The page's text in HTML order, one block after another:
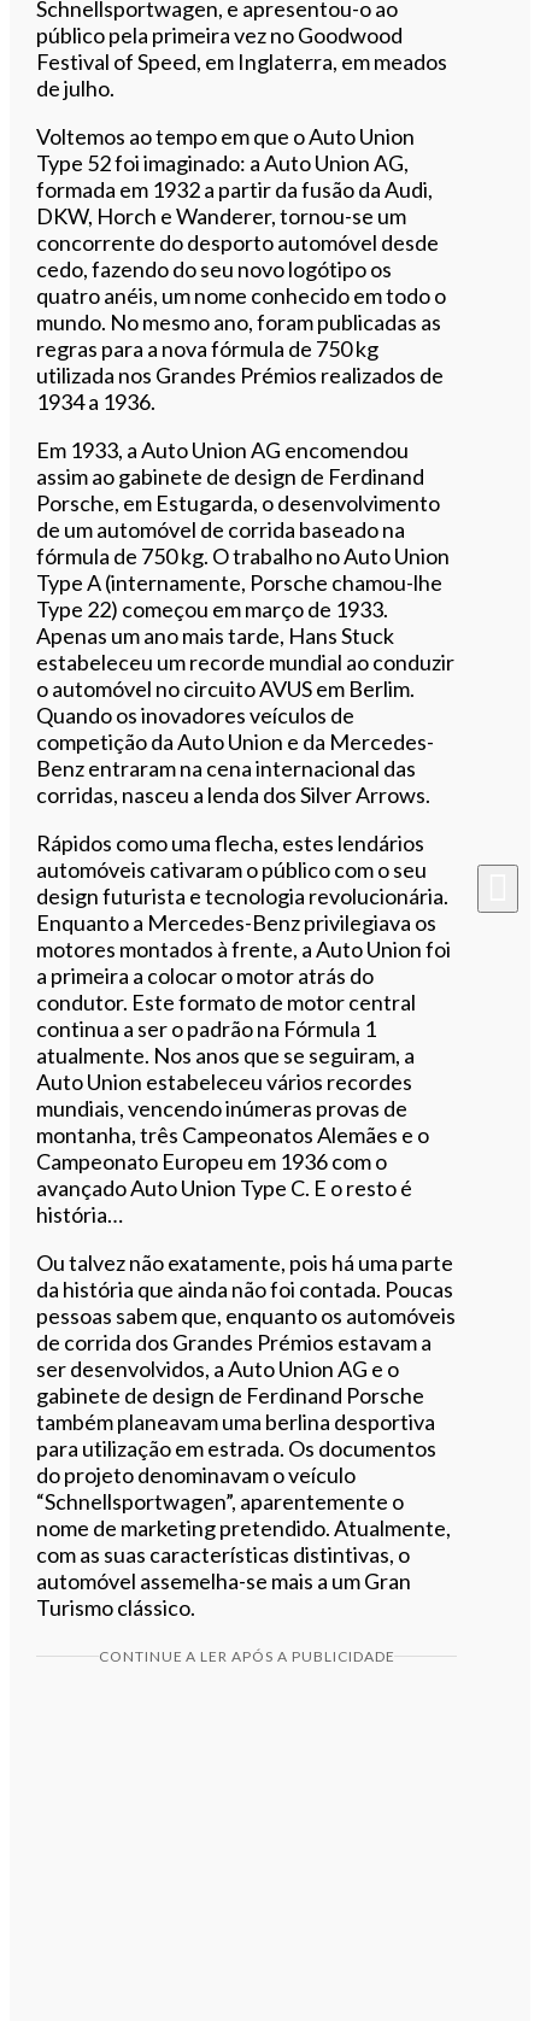
Schnellsportwagen, e apresentou-o ao
público pela primeira vez no Goodwood
Festival of Speed, em Inglaterra, em meados
de julho.
Voltemos ao tempo em que o Auto Union
Type 52 foi imaginado: a Auto Union AG,
formada em 1932 a partir da fusão da Audi,
DKW, Horch e Wanderer, tornou-se um
concorrente do desporto automóvel desde
cedo, fazendo do seu novo logótipo os
quatro anéis, um nome conhecido em todo o
mundo. No mesmo ano, foram publicadas as
regras para a nova fórmula de 750 kg
utilizada nos Grandes Prémios realizados de
1934 a 1936.
Em 1933, a Auto Union AG encomendou
assim ao gabinete de design de Ferdinand
Porsche, em Estugarda, o desenvolvimento
de um automóvel de corrida baseado na
fórmula de 750 kg. O trabalho no Auto Union
Type A (internamente, Porsche chamou-lhe
Type 22) começou em março de 1933.
Apenas um ano mais tarde, Hans Stuck
estabeleceu um recorde mundial ao conduzir
o automóvel no circuito AVUS em Berlim.
Quando os inovadores veículos de
competição da Auto Union e da Mercedes-
Benz entraram na cena internacional das
corridas, nasceu a lenda dos Silver Arrows.
Rápidos como uma flecha, estes lendários
automóveis cativaram o público com o seu
design futurista e tecnologia revolucionária.
Enquanto a Mercedes-Benz privilegiava os
motores montados à frente, a Auto Union foi
a primeira a colocar o motor atrás do
condutor. Este formato de motor central
continua a ser o padrão na Fórmula 1
atualmente. Nos anos que se seguiram, a
Auto Union estabeleceu vários recordes
mundiais, vencendo inúmeras provas de
montanha, três Campeonatos Alemães e o
Campeonato Europeu em 1936 com o
avançado Auto Union Type C. E o resto é
história…
Ou talvez não exatamente, pois há uma parte
da história que ainda não foi contada. Poucas
pessoas sabem que, enquanto os automóveis
de corrida dos Grandes Prémios estavam a
ser desenvolvidos, a Auto Union AG e o
gabinete de design de Ferdinand Porsche
também planeavam uma berlina desportiva
para utilização em estrada. Os documentos
do projeto denominavam o veículo
“Schnellsportwagen”, aparentemente o
nome de marketing pretendido. Atualmente,
com as suas características distintivas, o
automóvel assemelha-se mais a um Gran
Turismo clássico.
CONTINUE A LER APÓS A PUBLICIDADE